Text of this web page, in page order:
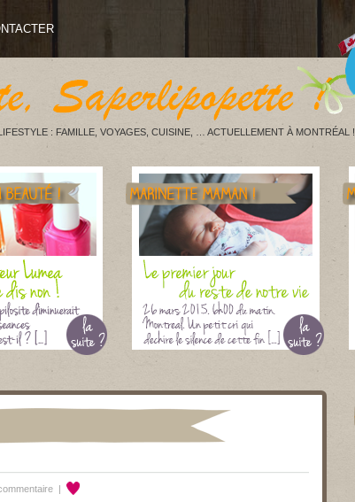
: FAMILLE, VOYAGES, CUISINE, … ACTUELLEMENT À MONTRÉAL !
|